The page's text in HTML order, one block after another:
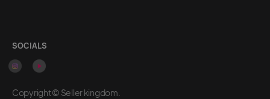
SOCIALS
Copyright © Seller kingdom.